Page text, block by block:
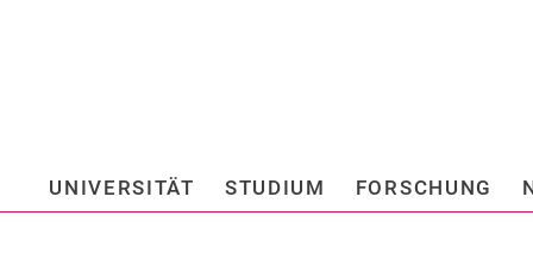
Springe direkt zu:
UNIVERSITÄT STUDIUM FORSCHUNG